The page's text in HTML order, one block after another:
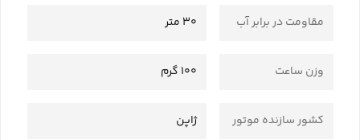
مقاومت در برابر آب 30 متر
وزن ساعت 100 گرم
کشور سازنده موتور ژاپن